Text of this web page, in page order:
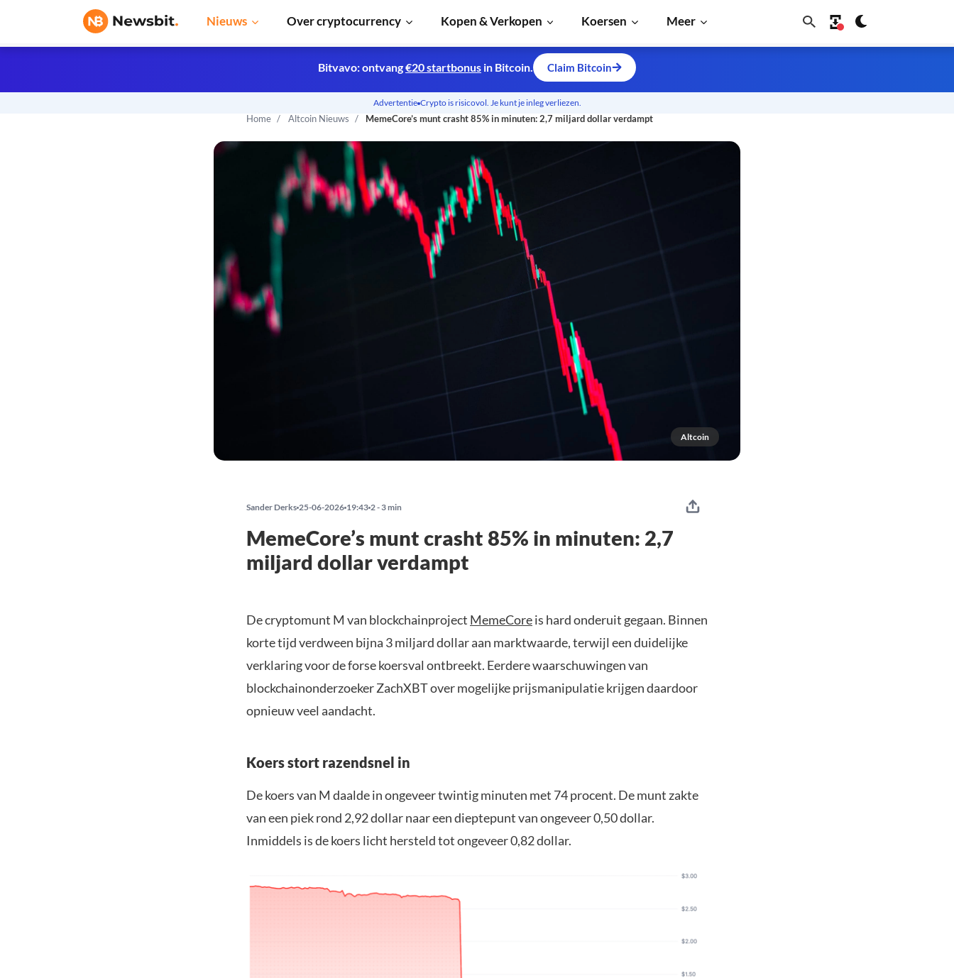
Nieuws Over cryptocurrency Kopen & Verkopen Koersen Meer
Home Altcoin Nieuws MemeCore’s munt crasht 85% in minuten: 2,7 miljard dollar verdampt
Altcoin
Bitvavo: ontvang€20 startbonus in Bitcoin. Claim Bitcoin
Advertentie Crypto is risicovol. Je kunt je inleg verliezen.
Sander Derks 25-06-2026 19:43 2 - 3 min
MemeCore’s munt crasht 85% in minuten: 2,7
miljard dollar verdampt
De cryptomunt M van blockchainproject MemeCoreis hard onderuit gegaan. Binnen
korte tijd verdween bijna 3 miljard dollar aan marktwaarde, terwijl een duidelijke
verklaring voor de forse koersval ontbreekt. Eerdere waarschuwingen van
blockchainonderzoeker ZachXBT over mogelijke prijsmanipulatie krijgen daardoor
opnieuw veel aandacht.
Koers stort razendsnel in
De koers van M daalde in ongeveer twintig minuten met 74 procent. De munt zakte
van een piek rond 2,92 dollar naar een dieptepunt van ongeveer 0,50 dollar.
Inmiddels is de koers licht hersteld tot ongeveer 0,82 dollar.